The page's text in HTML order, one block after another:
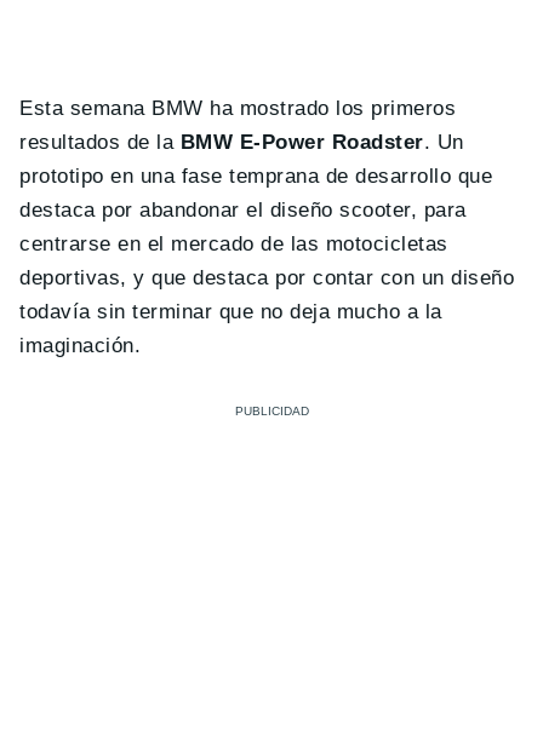
Esta semana BMW ha mostrado los primeros
resultados de la BMW E-Power Roadster. Un
prototipo en una fase temprana de desarrollo que
destaca por abandonar el diseño scooter, para
centrarse en el mercado de las motocicletas
deportivas, y que destaca por contar con un diseño
todavía sin terminar que no deja mucho a la
imaginación.